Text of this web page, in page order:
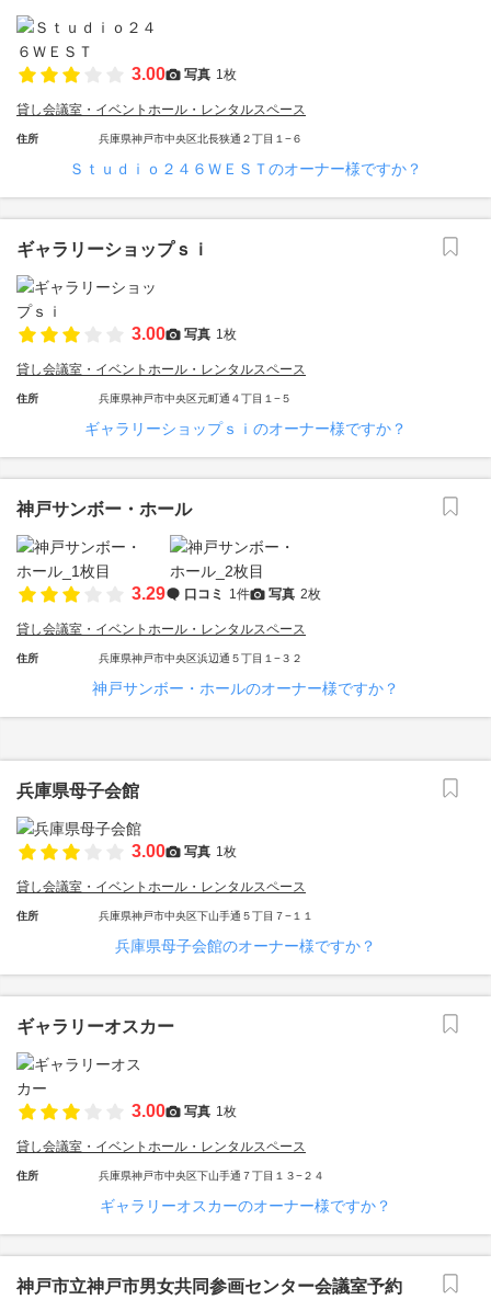
3.00 写真 1枚
貸し会議室・イベントホール・レンタルスペース
住所 兵庫県神戸市中央区北長狭通２丁目１−６
Ｓｔｕｄｉｏ２４６ＷＥＳＴのオーナー様ですか？
ギャラリーショップｓｉ
3.00 写真 1枚
貸し会議室・イベントホール・レンタルスペース
住所 兵庫県神戸市中央区元町通４丁目１−５
ギャラリーショップｓｉのオーナー様ですか？
神戸サンボー・ホール
3.29 口コミ 1件 写真 2枚
貸し会議室・イベントホール・レンタルスペース
住所 兵庫県神戸市中央区浜辺通５丁目１−３２
神戸サンボー・ホールのオーナー様ですか？
兵庫県母子会館
3.00 写真 1枚
貸し会議室・イベントホール・レンタルスペース
住所 兵庫県神戸市中央区下山手通５丁目７−１１
兵庫県母子会館のオーナー様ですか？
ギャラリーオスカー
3.00 写真 1枚
貸し会議室・イベントホール・レンタルスペース
住所 兵庫県神戸市中央区下山手通７丁目１３−２４
ギャラリーオスカーのオーナー様ですか？
神戸市立神戸市男女共同参画センター会議室予約